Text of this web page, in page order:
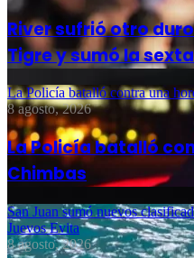
River sufrió otro
Tigre y sumó la
La Policía batalló contra una
8 agosto, 2026
La Policía batalló
Chimbas
San Juan sumó nuevos
Juevos Evita
8 agosto, 2026